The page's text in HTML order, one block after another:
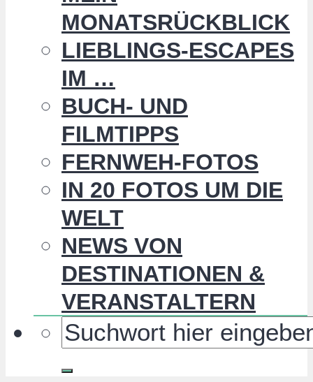
MONATSRÜCKBLICK
LIEBLINGS-ESCAPES
IM …
BUCH- UND
FILMTIPPS
FERNWEH-FOTOS
IN 20 FOTOS UM DIE
WELT
NEWS VON
DESTINATIONEN &
VERANSTALTERN